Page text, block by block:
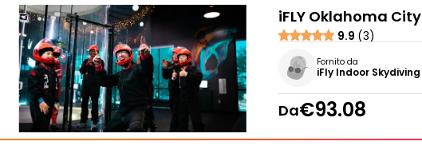
iFLY Oklahoma City
9.9 (3)
Fornito da
iFly Indoor Skydiving
Da€93.08